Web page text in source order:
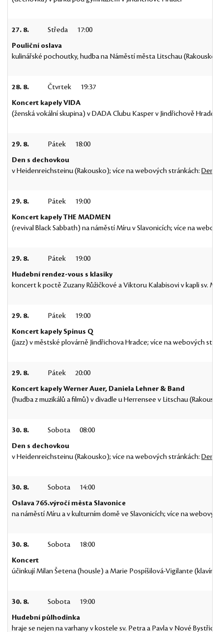
27. 8. Středa
17:00
Pouliční oslava
kulinářské pochoutky, hudba na Náměstí města Litschau (Rakousko)
28. 8. Čtvrtek
19:37
Koncert kapely VIDA
(ženská vokální skupina) v DADA Clubu Kasper v Jindřichově
29. 8. Pátek
18:00
Den s dechovkou
v Heidenreichsteinu (Rakousko); více na webových stránkách: Den
29. 8. Pátek
19:00
Koncert kapely THE MADMEN
(revival Black Sabbath) na náměstí Míru v Slavonicích; více na
29. 8. Pátek
19:00
Hudební rendez-vous s klasiky
koncert k poctě Zuzany Růžičkové a Viktoru Kalabisovi v kapli sv.
29. 8. Pátek
19:00
Koncert kapely Spinus Q
(jazz) v městské plovárně Jindřichova Hradce; více na webových
29. 8. Pátek
20:00
Koncert kapely Werner Auer, Daniela Lehner & Band
(hudba z muzikálů a filmů) v divadle u Herrensee v Litschau
30. 8. Sobota
08:00
Den s dechovkou
v Heidenreichsteinu (Rakousko); více na webových stránkách: Den
30. 8. Sobota
14:00
Oslava 765.výročí města Slavonice
na náměstí Míru a v kulturním domě ve Slavonicích; více na
30. 8. Sobota
18:00
Koncert
účinkují Milan Šetena (housle) a Marie Pospíšilová-Vigilante
30. 8. Sobota
19:00
Hudební půlhodinka
hraje se nejen na varhany v kostele sv. Petra a Pavla v Nové Bystřici